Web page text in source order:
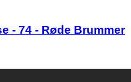
- 74 - Røde Brummer